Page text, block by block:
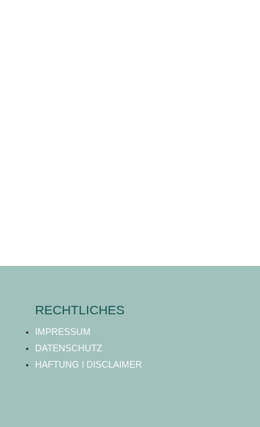
RECHTLICHES
IMPRESSUM
DATENSCHUTZ
HAFTUNG I DISCLAIMER